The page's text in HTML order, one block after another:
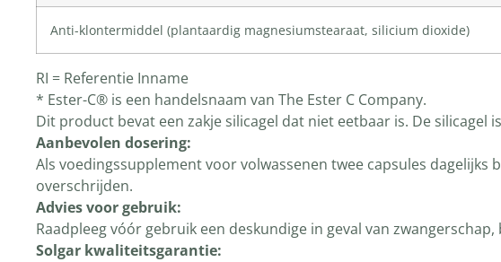
Anti-klontermiddel (plantaardig magnesiumstearaat, silicium dioxide)
RI = Referentie Inname
* Ester-C® is een handelsnaam van The Ester C Company.
Dit product bevat een zakje silicagel dat niet eetbaar is. De
Aanbevolen dosering:
Als voedingssupplement voor volwassenen twee capsules
overschrijden.
Advies voor gebruik:
Raadpleeg vóór gebruik een deskundige in geval van
Solgar kwaliteitsgarantie: